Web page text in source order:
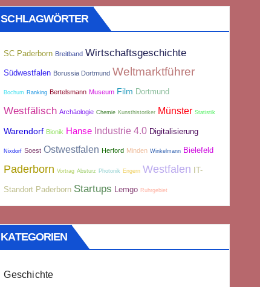
SCHLAGWÖRTER
SC Paderborn Breitband Wirtschaftsgeschichte
Südwestfalen Borussia Dortmund Weltmarktführer
Bochum Ranking Bertelsmann Museum Film Dortmund
Westfälisch Archäologie Chemie Kunsthistoriker Münster Statistik
Warendorf Bionik Hanse Industrie 4.0 Digitalisierung
Nixdorf Soest Ostwestfalen Herford Minden Winkelmann Bielefeld
Paderborn Vortrag Absturz Photonik Engern Westfalen IT-
Standort Paderborn Startups Lemgo Ruhrgebiet
KATEGORIEN
Geschichte